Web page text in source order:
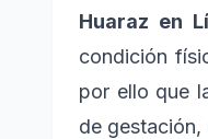
Huaraz en
condición
por ello que
de gestación,